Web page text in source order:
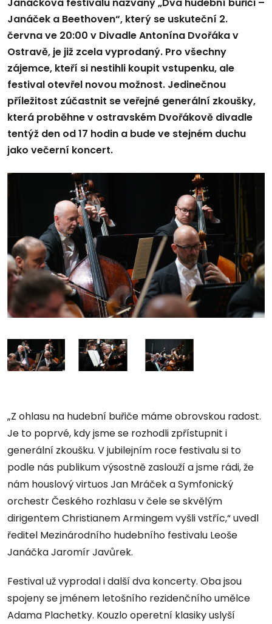
Janáčkova festivalu nazvaný „Dva hudební buřiči –
Janáček a Beethoven“, který se uskuteční 2.
června ve 20:00 v Divadle Antonína Dvořáka v
Ostravě, je již zcela vyprodaný. Pro všechny
zájemce, kteří si nestihli koupit vstupenku, ale
festival otevřel novou možnost. Jedinečnou
příležitost zúčastnit se veřejné generální zkoušky,
která proběhne v ostravském Dvořákově divadle
tentýž den od 17 hodin a bude ve stejném duchu
jako večerní koncert.
„Z ohlasu na hudební buřiče máme obrovskou radost.
Je to poprvé, kdy jsme se rozhodli zpřístupnit i
generální zkoušku. V jubilejním roce festivalu si to
podle nás publikum výsostně zaslouží a jsme rádi, že
nám houslový virtuos Jan Mráček a Symfonický
orchestr Českého rozhlasu v čele se skvělým
dirigentem Christianem Armingem vyšli vstříc,“ uvedl
ředitel Mezinárodního hudebního festivalu Leoše
Janáčka Jaromír Javůrek.
Festival už vyprodal i další dva koncerty. Oba jsou
spojeny se jménem letošního rezidenčního umělce
Adama Plachetky. Kouzlo operetní klasiky uslyší